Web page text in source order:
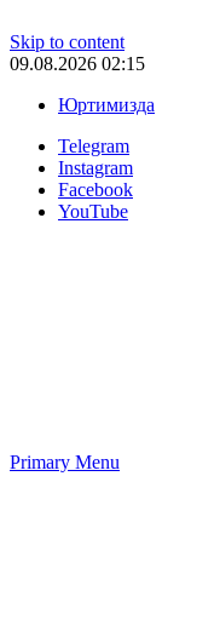
Skip to content
09.08.2026 02:15
Юртимизда
Telegram
Instagram
Facebook
YouTube
Primary Menu